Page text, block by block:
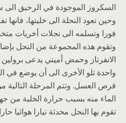
السكروز الموجودة في الرحيق الى
وحين تعود النحلة الى خليتها،
فورا وتسلمه الى نحلات أخريات
وتقوم هذه المجموعة من النحل
الانفرتاز وحمض أميني يدعى برولين
واحدة تلو الأخرى الى أن يوضع في
قرص العسل. وتتم المرحلة التالية
الماء منه بسبب حرارة الخلية من
تقوم بها النحل محدثة تيارا